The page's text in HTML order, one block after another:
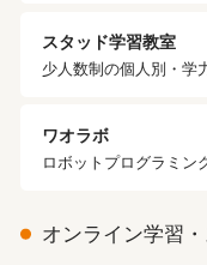
スタッド学習教室
少人数制の個人別・学
ワオラボ
ロボットプログラミン
オンライン学習